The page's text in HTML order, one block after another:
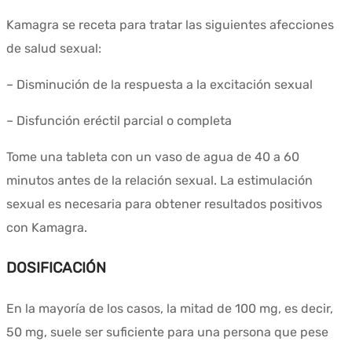
Kamagra se receta para tratar las siguientes afecciones
de salud sexual:
– Disminución de la respuesta a la excitación sexual
– Disfunción eréctil parcial o completa
Tome una tableta con un vaso de agua de 40 a 60
minutos antes de la relación sexual. La estimulación
sexual es necesaria para obtener resultados positivos
con Kamagra.
DOSIFICACIÓN
En la mayoría de los casos, la mitad de 100 mg, es decir,
50 mg, suele ser suficiente para una persona que pese